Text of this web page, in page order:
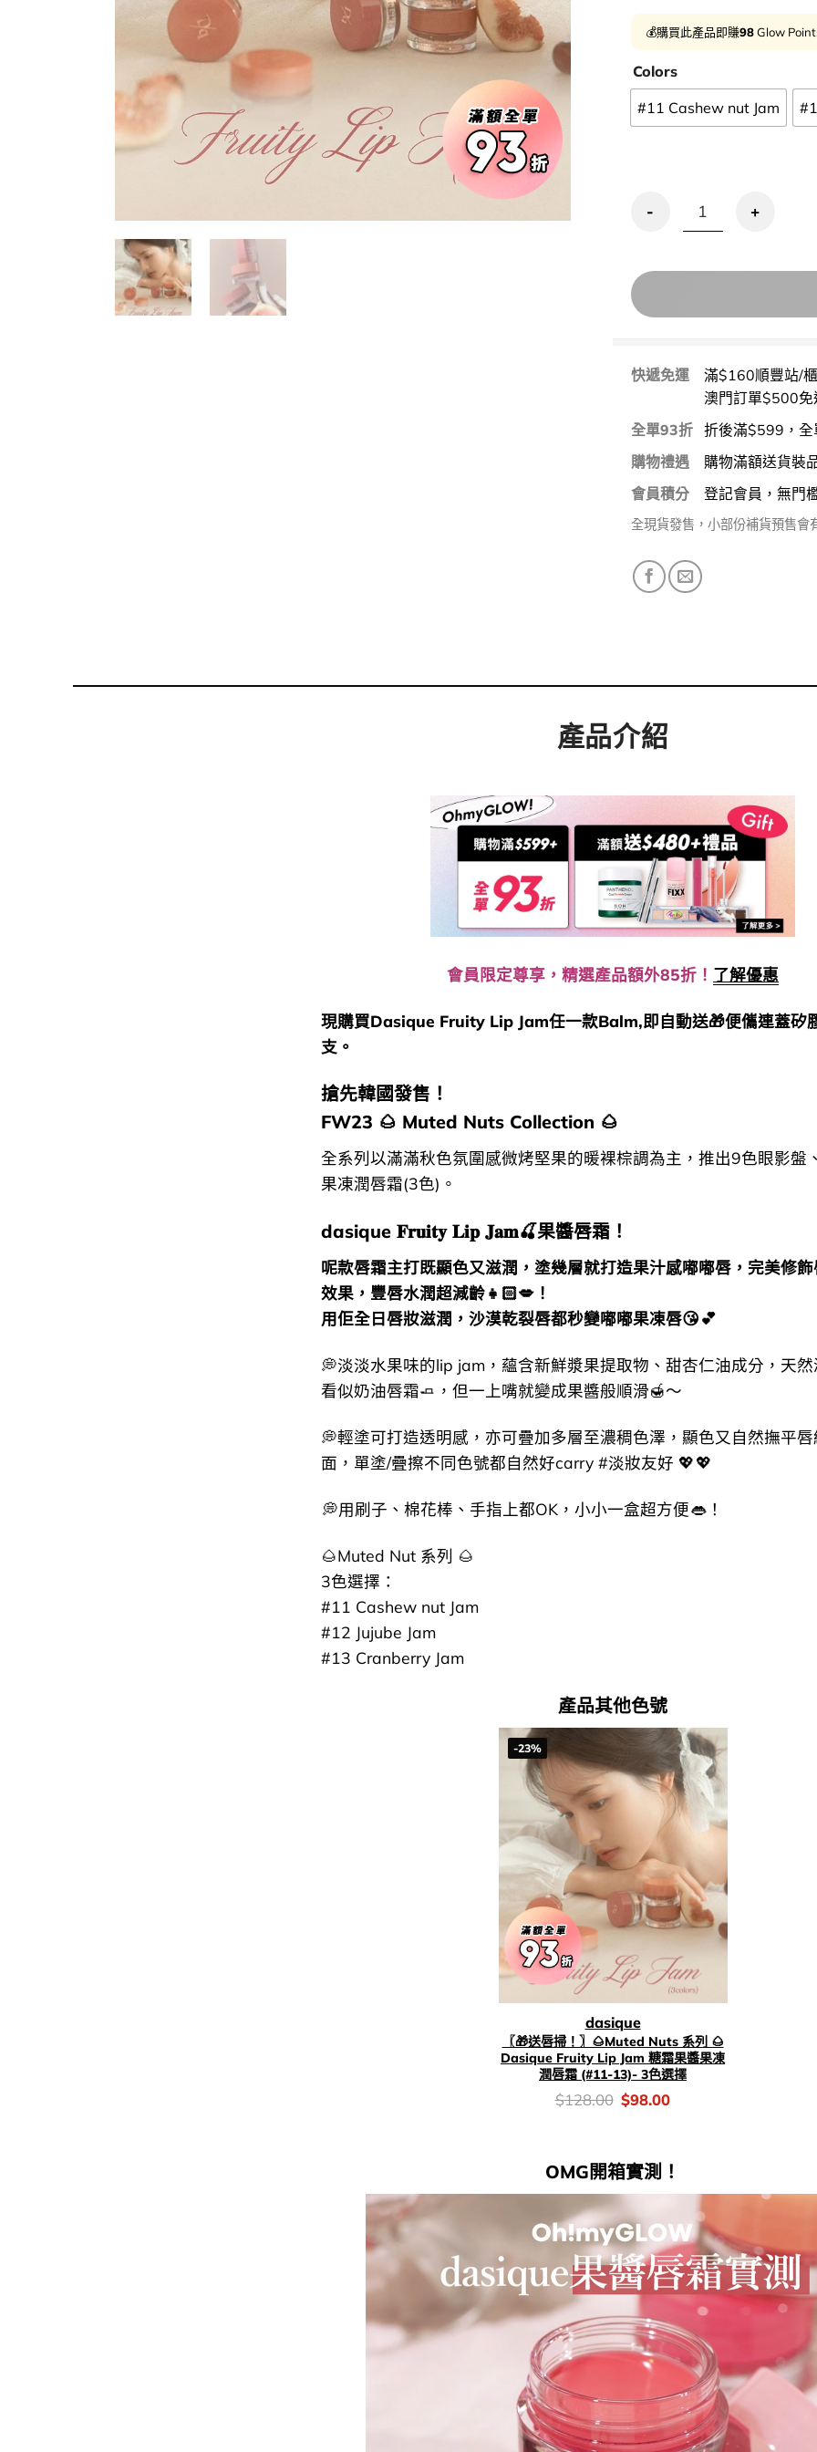
💰購買此產品即賺98Glow
Colors
#11 Cashew nut Jam
〖🎁送唇掃！〗🌰Muted
快遞免運
滿$160順豐站/
澳門訂單$500免
全單93折 折後滿$599，全
購物禮遇
購物滿額送貨裝
會員積分
登記會員，無門
全現貨發售，小部份補貨預售會
產品介紹
會員限定尊享，精選產品額外85折！ 了解優惠
現購買Dasique Fruity Lip Jam任一款Balm,即自動送🎁便儶連蓋矽
支。
搶先韓國發售！
FW23 🌰 Muted Nuts Collection 🌰
全系列以滿滿秋色氛圍感微烤堅果的暖裸棕調為主，推出9色眼影盤
果凍潤唇霜(3色)。
dasique 𝐅𝐫𝐮𝐢𝐭𝐲 𝐋𝐢𝐩 𝐉𝐚𝐦🍒果醬唇霜！
呢款唇霜主打既顯色又滋潤，塗幾層就打造果汁感嘟嘟唇，完美修
效果，豐唇水潤超減齡👧🏻💋！
用佢全日唇妝滋潤，沙漠乾裂唇都秒變嘟嘟果凍唇😘 💕
💭淡淡水果味的lip jam，蘊含新鮮漿果提取物、甜杏仁油成分，天
看似奶油唇霜🧈，但一上嘴就變成果醬般順滑🍯～
💭輕塗可打造透明感，亦可疊加多層至濃稠色澤，顯色又自然撫平
面，單塗/疊擦不同色號都自然好carry #淡妝友好 💖 💖
💭用刷子、棉花棒、手指上都OK，小小一盒超方便 👄！
🌰Muted Nut 系列 🌰
3色選擇：
#11 Cashew nut Jam
#12 Jujube Jam
#13 Cranberry Jam
產品其他色號
-23%
dasique
〖🎁送唇掃！〗🌰Muted Nuts 系列 🌰
Dasique Fruity Lip Jam 糖霜果醬果凍
潤唇霜 (#11-13)- 3色選擇
價
錢：
$128.00 Original
price
$98.00Current
OMG開箱實測！